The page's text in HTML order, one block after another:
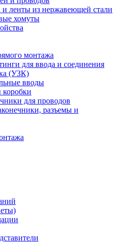
ленты из нержавеющей стали
хомуты
монтажа
для ввода и соединения
(УЗК)
вводы
коробки
для проводов
разъемы и